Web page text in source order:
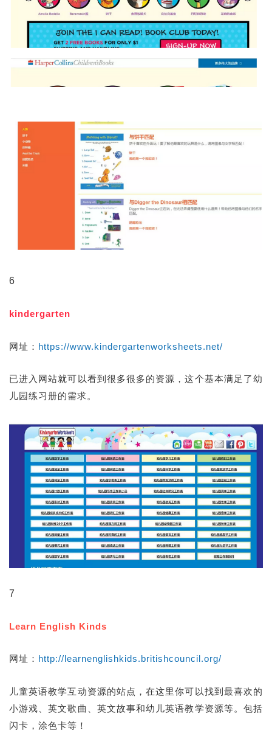
6
kindergarten
网址： https://www.kindergartenworksheets.net/
已进入网站就可以看到很多很多的资源，这个基本满足了幼
儿园练习册的需求。
7
Learn English Kinds
网址： http://learnenglishkids.britishcouncil.org/
儿童英语教学互动资源的站点，在这里你可以找到最喜欢的
小游戏、英文歌曲、英文故事和幼儿英语教学资源等。包括
闪卡，涂色卡等！